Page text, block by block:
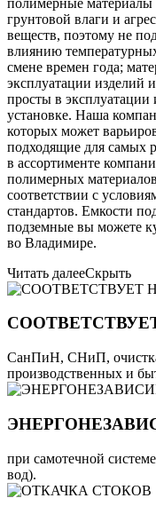
грунтовой влаги и
веществ, поэтому не
влиянию
смене времен года;
эксплуатации изделий
просты в эксплуатации
установке. Наша
которых может
подходящие для самых
в ассортименте
полимерных
соответствии с
стандартов. Емкости
подземные вы можете
во Владимире.
Читать далееСкрыть
СанПиН, СНиП,
производственных и
при самотечной
вод).